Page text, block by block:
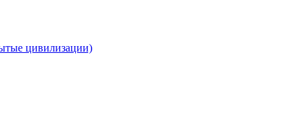
цивилизации)